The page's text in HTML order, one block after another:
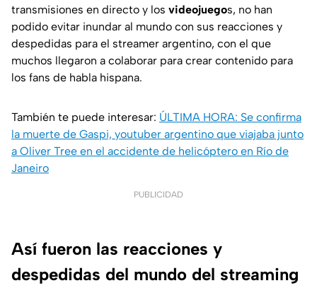
transmisiones en directo y los videojuegos, no han
podido evitar inundar al mundo con sus reacciones y
despedidas para el streamer argentino, con el que
muchos llegaron a colaborar para crear contenido para
los fans de habla hispana.
También te puede interesar: ÚLTIMA HORA: Se confirma
la muerte de Gaspi, youtuber argentino que viajaba junto
a Oliver Tree en el accidente de helicóptero en Río de
Janeiro
PUBLICIDAD
Así fueron las reacciones y
despedidas del mundo del streaming